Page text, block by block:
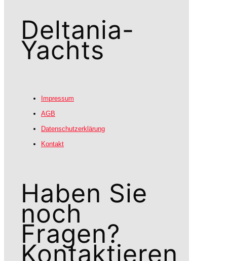
Deltania-
Yachts
Impressum
AGB
Datenschutzerklärung
Kontakt
Haben Sie
noch
Fragen?
Kontaktieren